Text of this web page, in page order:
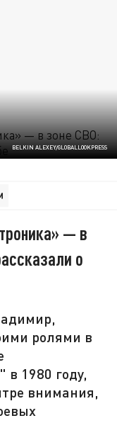
BELKIN ALEXEY/GLOBALLOOKPRESS
— в
о
ролями в
1980 году,
внимания,